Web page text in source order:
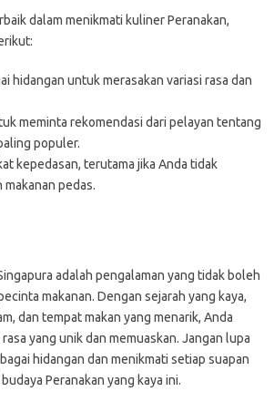
dalam menikmati kuliner Peranakan,
hidangan untuk merasakan variasi rasa dan
meminta rekomendasi dari pelayan tentang
populer.
kepedasan, terutama jika Anda tidak
pedas.
adalah pengalaman yang tidak boleh
makanan. Dengan sejarah yang kaya,
dan tempat makan yang menarik, Anda
yang unik dan memuaskan. Jangan lupa
hidangan dan menikmati setiap suapan
Peranakan yang kaya ini.